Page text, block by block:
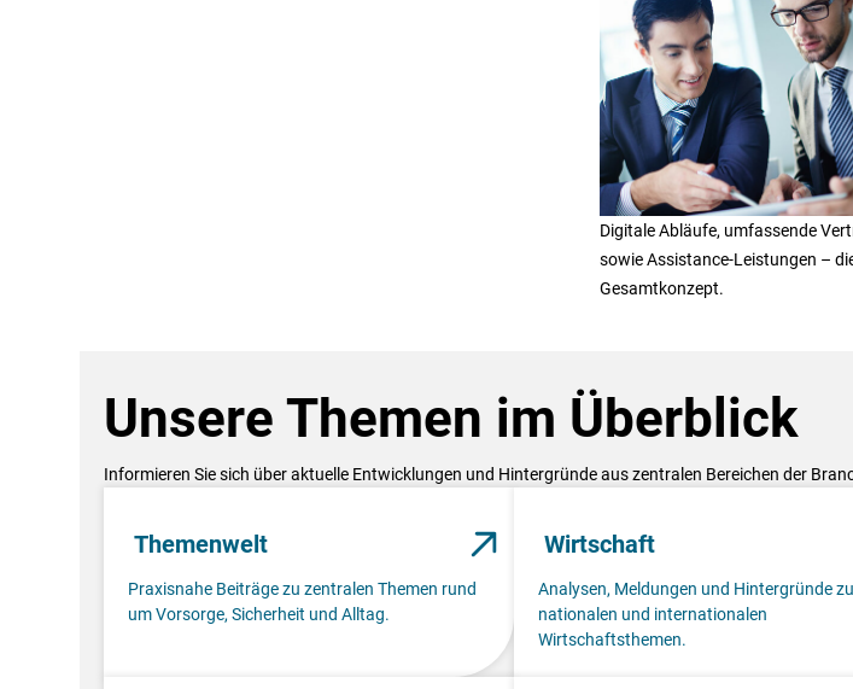
Digitale Abläufe, umfassende
sowie Assistance-Leistungen –
Gesamtkonzept.
Unsere Themen im Überblick
Informieren Sie sich über aktuelle Entwicklungen und Hintergründe aus zentralen Bereichen der
Themenwelt
Praxisnahe Beiträge zu zentralen Themen rund
um Vorsorge, Sicherheit und Alltag.
Wirtschaft
Analysen, Meldungen und Hintergründe zu
nationalen und internationalen
Wirtschaftsthemen.